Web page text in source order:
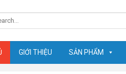
GIỚI THIỆU SẢN PHẨM